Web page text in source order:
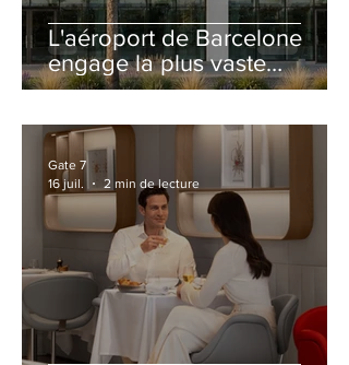
L'aéroport de Barcelone
engage la plus vaste
rénovation de son Terminal
Gate 7
16 juil.
2 min de lecture